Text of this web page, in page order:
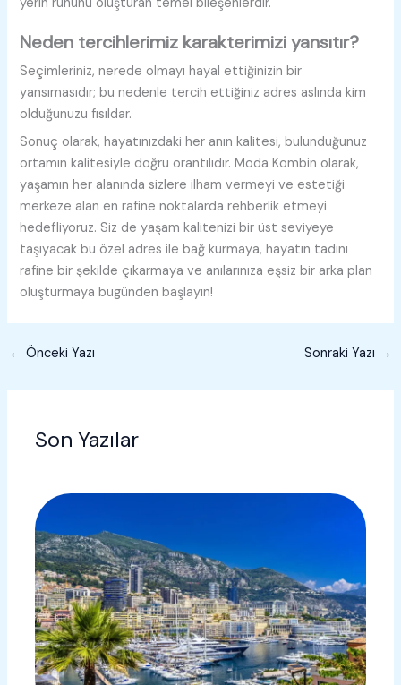
Neden tercihlerimiz karakterimizi yansıtır?
Seçimleriniz, nerede olmayı hayal ettiğinizin bir
yansımasıdır; bu nedenle tercih ettiğiniz adres aslında kim
olduğunuzu fısıldar.
Sonuç olarak, hayatınızdaki her anın kalitesi, bulunduğunuz
ortamın kalitesiyle doğru orantılıdır. Moda Kombin olarak,
yaşamın her alanında sizlere ilham vermeyi ve estetiği
merkeze alan en rafine noktalarda rehberlik etmeyi
hedefliyoruz. Siz de yaşam kalitenizi bir üst seviyeye
taşıyacak bu özel adres ile bağ kurmaya, hayatın tadını
rafine bir şekilde çıkarmaya ve anılarınıza eşsiz bir arka plan
oluşturmaya bugünden başlayın!
← Önceki Yazı Sonraki Yazı →
Son Yazılar